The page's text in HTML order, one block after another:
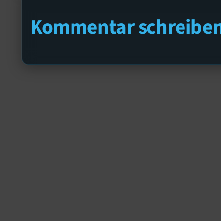
Kommentar